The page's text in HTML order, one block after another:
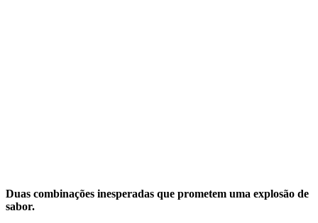
Duas combinações inesperadas que prometem uma explosão de
sabor.